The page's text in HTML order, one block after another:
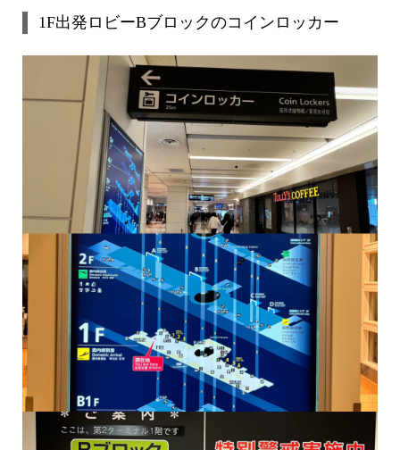
1F出発ロビーBブロックのコインロッカー